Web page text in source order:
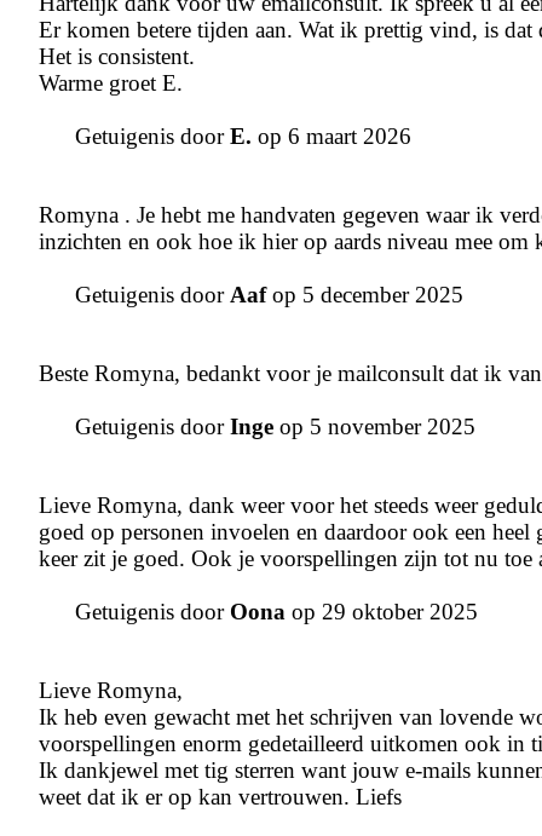
Er komen betere tijden aan. Wat ik prettig vind, is
Het is consistent.
Warme groet E.
Getuigenis doorE. op 6 maart 2026
Romyna . Je hebt me handvaten gegeven waar ik
inzichten en ook hoe ik hier op aards niveau mee
Getuigenis doorAafop 5 december 2025
Beste Romyna, bedankt voor je mailconsult dat ik
Getuigenis doorInge op 5 november 2025
Lieve Romyna, dank weer voor het steeds weer
goed op personen invoelen en daardoor ook een
keer zit je goed. Ook je voorspellingen zijn tot nu toe
Getuigenis door Oona op 29 oktober 2025
Lieve Romyna,
Ik heb even gewacht met het schrijven van lovende
voorspellingen enorm gedetailleerd uitkomen ook in
Ik dankjewel met tig sterren want jouw e-mails
weet dat ik er op kan vertrouwen. Liefs